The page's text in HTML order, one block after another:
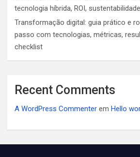
tecnologia híbrida, ROI,
Transformação digital: guia prático e
passo com tecnologias, métricas,
checklist
Recent Comments
A WordPress Commenter em Hello